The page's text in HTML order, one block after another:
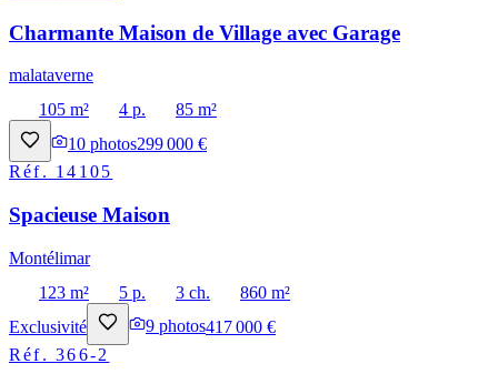
Charmante Maison de Village avec Garage
malataverne
105 m²
4 p.
85 m²
10 photos299 000 €
Réf. 14105
Spacieuse Maison
Montélimar
123 m²
5 p. 3 ch.
860 m²
Exclusivité
9 photos417 000 €
Réf.366-2